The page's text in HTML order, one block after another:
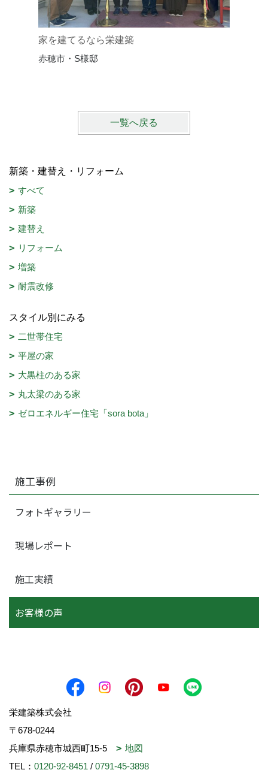
家を建てるなら栄建築
赤穂市・S様邸
一覧へ戻る
新築・建替え・リフォーム
すべて
新築
建替え
リフォーム
増築
耐震改修
スタイル別にみる
二世帯住宅
平屋の家
大黒柱のある家
丸太梁のある家
ゼロエネルギー住宅「sora bota」
施工事例
フォトギャラリー
現場レポート
施工実績
お客様の声
栄建築株式会社
〒678-0244
兵庫県赤穂市城西町15-5
地図
TEL： 0120-92-8451 / 0791-45-3898